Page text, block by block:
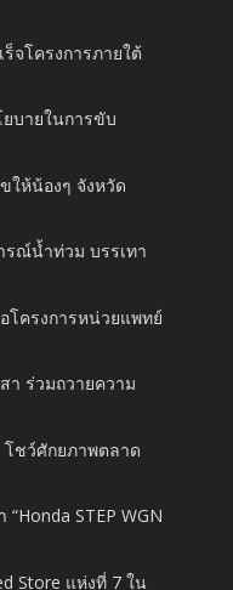
จโครงการภายใต้
บายในการขับ
ให้น้องๆ จังหวัด
รณ์น้ำท่วม บรรเทา
โครงการหน่วยแพทย์
า ร่วมถวายความ
โชว์ศักยภาพตลาด
STEP WGN
Store แห่งที่ 7 ใน